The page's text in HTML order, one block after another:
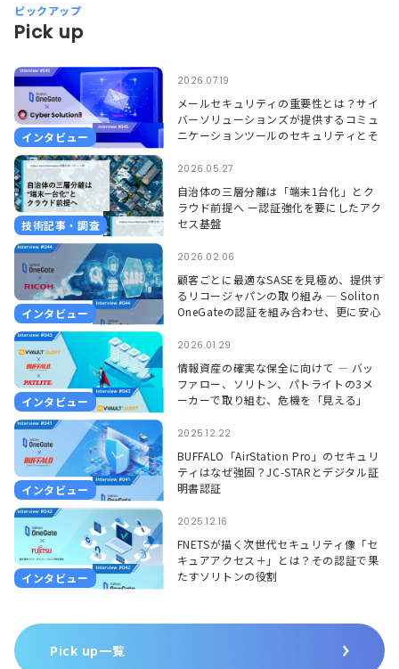
ピックアップ
Pick up
インタビュー
2026.07.19
メールセキュリティの重要性とは？サイ
バーソリューションズが提供するコミュ
ニケーションツールのセキュリティとそ
技術記事・調査
2026.05.27
自治体の三層分離は「端末1台化」とク
ラウド前提へ ー認証強化を要にしたアク
セス基盤
インタビュー
2026.02.06
顧客ごとに最適なSASEを見極め、提供す
るリコージャパンの取り組み ― Soliton
OneGateの認証を組み合わせ、更に安心
インタビュー
2026.01.29
情報資産の確実な保全に向けて ― バッ
ファロー、ソリトン、パトライトの3メ
ーカーで取り組む、危機を「見える」
―
インタビュー
2025.12.22
BUFFALO「AirStation Pro」のセキュリ
ティはなぜ強固？JC-STARとデジタル証
明書認証
インタビュー
2025.12.16
FNETSが描く次世代セキュリティ像「セ
キュアアクセス＋」とは？その認証で果
たすソリトンの役割
Pick up一覧